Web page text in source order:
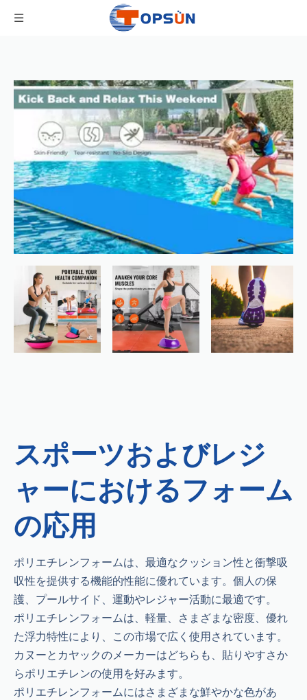
スポーツおよびレジ
ャーにおけるフォーム
の応用
ポリエチレンフォームは、最適なクッション性と衝撃吸
収性を提供する機能的性能に優れています。個人の保
護、プールサイド、運動やレジャー活動に最適です。
ポリエチレンフォームは、軽量、さまざまな密度、優れ
た浮力特性により、この市場で広く使用されています。
カヌーとカヤックのメーカーはどちらも、貼りやすさか
らポリエチレンの使用を好みます。
ポリエチレンフォームにはさまざまな鮮やかな色があ